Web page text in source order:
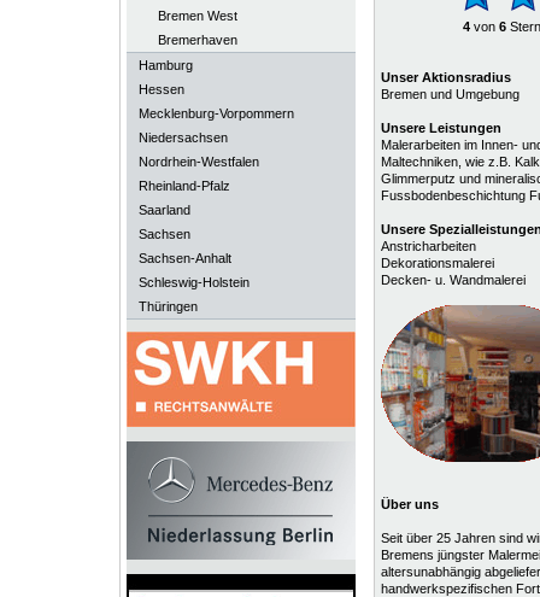
Bremen West
Bremerhaven
Hamburg
Hessen
Mecklenburg-Vorpommern
Niedersachsen
Nordrhein-Westfalen
Rheinland-Pfalz
Saarland
Sachsen
Sachsen-Anhalt
Schleswig-Holstein
Thüringen
4von 6
Unser Aktionsradius
Bremen und Umgebung
Unsere Leistungen
Malerarbeiten im Innen-
Maltechniken, wie z.B.
Glimmerputz und
Fussbodenbeschichtung
Unsere
Anstricharbeiten
Dekorationsmalerei
Decken- u. Wandmalerei
Über uns
Seit über 25 Jahren sind
Bremens jüngster
altersunabhängig
handwerkspezifischen